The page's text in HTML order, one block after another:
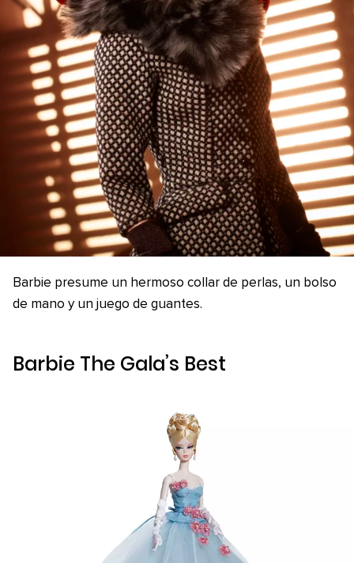
Barbie presume un hermoso collar de perlas, un bolso
de mano y un juego de guantes.
Barbie The Gala’s Best